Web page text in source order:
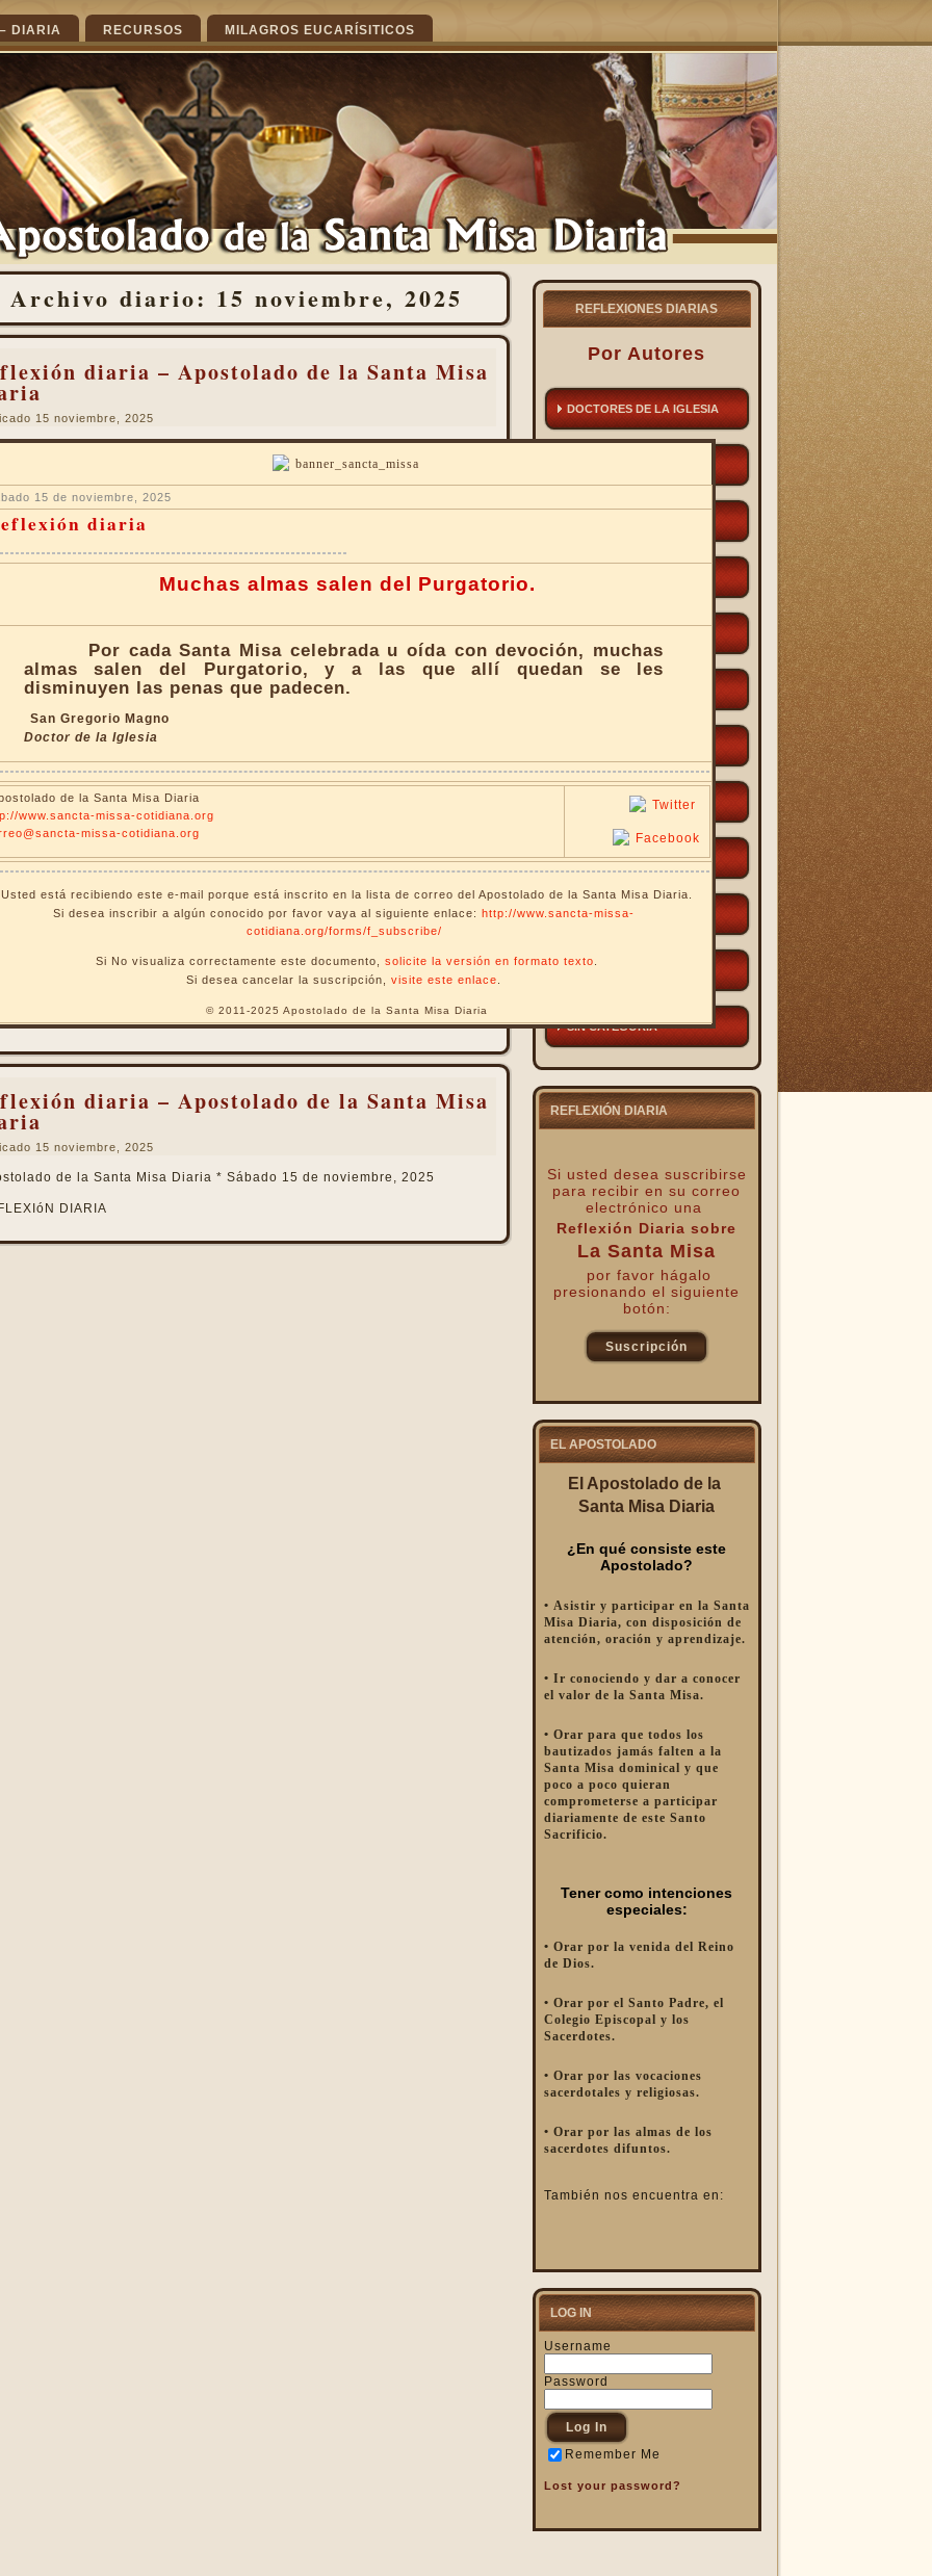
DIARIA RECURSOS MILAGROS EUCARÍSITICOS
Archivo diario: 15 noviembre, 2025
diaria – Apostolado de la Santa Misa
15 noviembre, 2025
15 de noviembre, 2025
diaria
Muchas almas salen del Purgatorio.
Por cada Santa Misa celebrada u oída con devoción, muchas
almas salen del Purgatorio, y a las que allí quedan se les
disminuyen las penas que padecen.
San Gregorio Magno
Doctor de la Iglesia
de la Santa Misa Diaria
www.sancta-missa-cotidiana.org
missa-cotidiana.org
Usted está recibiendo este e-mail porque está inscrito en la lista de correo del Apostolado de la Santa Misa Diaria.
Si desea inscribir a algún conocido por favor vaya al siguiente enlace: http://www.sancta-missa-
cotidiana.org/forms/f_subscribe/
Si No visualiza correctamente este documento, solicite la versión en formato texto
Si desea cancelar la suscripción, visite este enlace
© 2011-2025 Apostolado de la Santa Misa Diaria
diaria – Apostolado de la Santa Misa
15 noviembre, 2025
de la Santa Misa Diaria * Sábado 15 de noviembre, 2025
DIARIA
REFLEXIONES DIARIAS
Por Autores
DOCTORES DE LA IGLESIA
VENERABLES
SACERDOTES
SIN CATEGORÍA
REFLEXIÓN DIARIA
Si usted desea suscribirse
para recibir en su correo
electrónico una
Reflexión Diaria sobre
La Santa Misa
por favor hágalo
presionando el siguiente
botón:
Suscripción
EL APOSTOLADO
El Apostolado de la
Santa Misa Diaria
¿En qué consiste este
Apostolado?
• Asistir y participar en la Santa
Misa Diaria, con disposición de
atención, oración y aprendizaje.
• Ir conociendo y dar a conocer
el valor de la Santa Misa.
• Orar para que todos los
bautizados jamás falten a la
Santa Misa dominical y que
poco a poco quieran
comprometerse a participar
diariamente de este Santo
Sacrificio.
Tener como intenciones
especiales:
• Orar por la venida del Reino
de Dios.
• Orar por el Santo Padre, el
Colegio Episcopal y los
Sacerdotes.
• Orar por las vocaciones
sacerdotales y religiosas.
• Orar por las almas de los
sacerdotes difuntos.
También nos encuentra en:
LOG IN
Username
Password
Remember Me
Lost your password?